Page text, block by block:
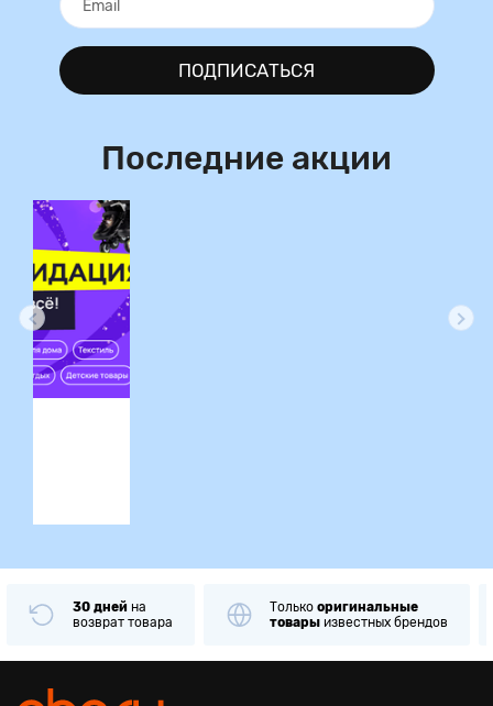
ПОДПИСАТЬСЯ
Последние акции
30 дней на
возврат товара
Только оригинальные
товары известных брендов